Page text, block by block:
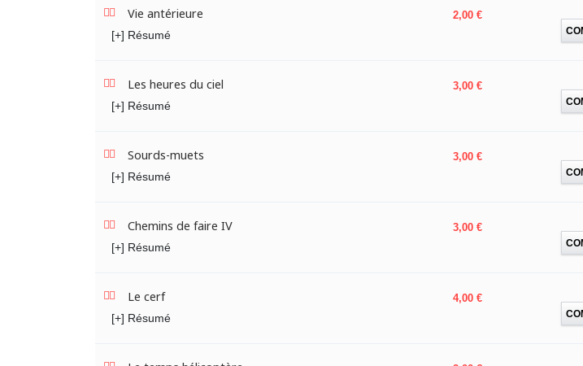
Vie antérieure
[+] Résumé
Prix
2,00 €
Les heures du ciel
[+] Résumé
Prix
3,00 €
Sourds-muets
[+] Résumé
Prix
3,00 €
Chemins de faire IV
[+] Résumé
Prix
3,00 €
Le cerf
[+] Résumé
Prix
4,00 €